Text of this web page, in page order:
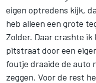
eigen optredens kijk,
heb alleen een grote
Zolder. Daar crashte
pitstraat door een
foutje draaide de auto
zeggen. Voor de rest